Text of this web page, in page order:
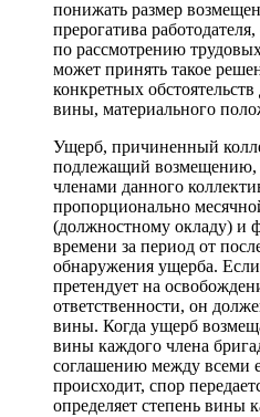
понижать размер
прерогатива
по рассмотрению
может принять такое
конкретных
вины, материального
Ущерб, причиненный
подлежащий возмещению,
членами данного
пропорционально
(должностному окладу) и
времени за период от
обнаружения ущерба.
претендует на
ответственности, он
вины. Когда ущерб
вины каждого члена
соглашению между всеми
происходит, спор
определяет степень вины